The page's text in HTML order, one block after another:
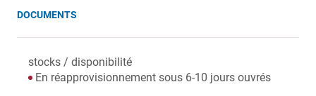
DOCUMENTS
stocks / disponibilité
En réapprovisionnement sous 6-10 jours ouvrés